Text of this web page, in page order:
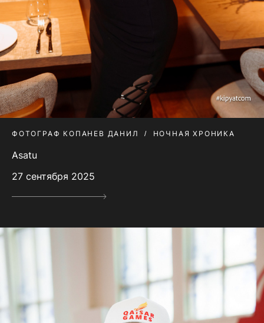
ФОТОГРАФ КОПАНЕВ ДАНИЛ НОЧНАЯ ХРОНИКА
Asatu
27 сентября 2025